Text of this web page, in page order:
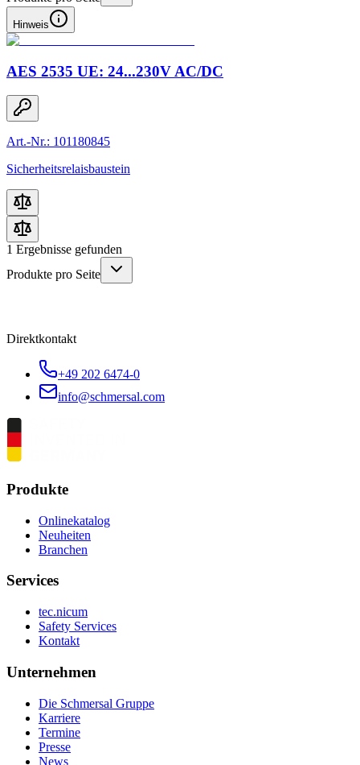
Hinweis
AES 2535 UE: 24...230V AC/DC
Art.-Nr.: 101180845
Sicherheitsrelaisbaustein
1 Ergebnisse gefunden
Produkte pro Seite
Direktkontakt
+49 202 6474-0
info@schmersal.com
Produkte
Onlinekatalog
Neuheiten
Branchen
Services
tec.nicum
Safety Services
Kontakt
Unternehmen
Die Schmersal Gruppe
Karriere
Termine
Presse
News